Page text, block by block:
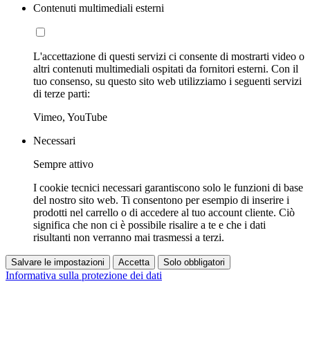
Contenuti multimediali esterni
L'accettazione di questi servizi ci consente di mostrarti video o
altri contenuti multimediali ospitati da fornitori esterni. Con il
tuo consenso, su questo sito web utilizziamo i seguenti servizi
di terze parti:
Vimeo, YouTube
Necessari
Sempre attivo
I cookie tecnici necessari garantiscono solo le funzioni di base
del nostro sito web. Ti consentono per esempio di inserire i
prodotti nel carrello o di accedere al tuo account cliente. Ciò
significa che non ci è possibile risalire a te e che i dati
risultanti non verranno mai trasmessi a terzi.
Salvare le impostazioni Accetta Solo obbligatori
Informativa sulla protezione dei dati